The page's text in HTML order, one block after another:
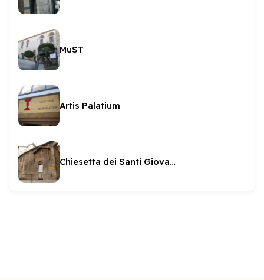
MuST
Artis Palatium
Chiesetta dei Santi Giovanni e Paolo